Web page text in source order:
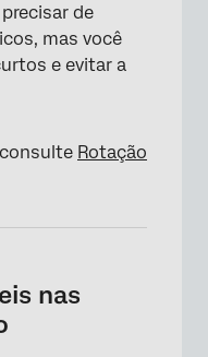
de
mas você
e evitar a
Rotação
nas